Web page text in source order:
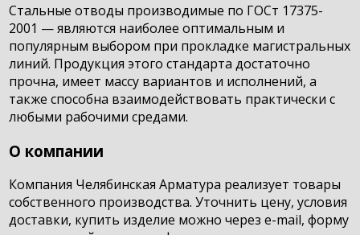
Стальные отводы производимые по ГОСт 17375-
2001 — являются наиболее оптимальным и
популярным выбором при прокладке магистральных
линий. Продукция этого стандарта достаточно
прочна, имеет массу вариантов и исполнений, а
также способна взаимодействовать практически с
любыми рабочими средами.
О компании
Компания Челябинская Арматура реализует товары
собственного производства. Уточнить цену, условия
доставки, купить изделие можно через e-mail, форму